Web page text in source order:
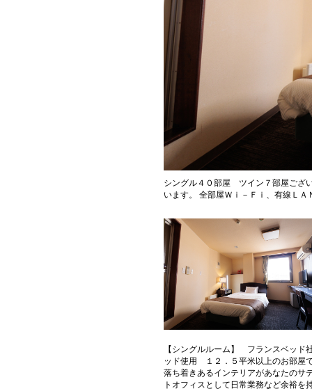
シングル４０部屋 ツイン７部屋ござ
います。 全部屋Ｗｉ－Ｆｉ、有線Ｌ
【シングルルーム】 フランスベッド
ッド使用 １２．５平米以上のお部屋
落ち着きあるインテリアがあなたのサ
トオフィスとして日常業務など余裕を